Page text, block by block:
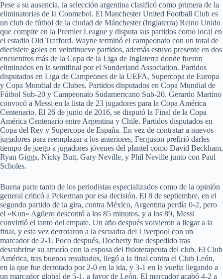
Pese a su ausencia, la selección argentina clasificó como primera de la
eliminatorias de la Conmebol. El Manchester United Football Club es
un club de fútbol de la ciudad de Mánchester (Inglaterra) Reino Unido
que compite en la Premier League y disputa sus partidos como local en
el estadio Old Trafford. Wayne terminó el campeonato con un total de
diecisiete goles en veintinueve partidos, además estuvo presente en dos
encuentros más de la Copa de la Liga de Inglaterra donde fueron
eliminados en la semifinal por el Sunderland Association. Partidos
disputados en Liga de Campeones de la UEFA, Supercopa de Europa
y Copa Mundial de Clubes. Partidos disputados en Copa Mundial de
Fútbol Sub-20 y Campeonato Sudamericano Sub-20. Gerardo Martino
convocó a Messi en la lista de 23 jugadores para la Copa América
Centenario. El 26 de junio de 2016, se disputó la Final de la Copa
América Centenario entre Argentina y Chile. Partidos disputados en
Copa del Rey y Supercopa de España. En vez de contratar a nuevos
jugadores para reemplazar a los anteriores, Ferguson prefirió darles
tiempo de juego a jugadores jóvenes del plantel como David Beckham,
Ryan Giggs, Nicky Butt, Gary Neville, y Phil Neville junto con Paul
Scholes.
Buena parte tanto de los periodistas especializados como de la opinión
general criticó a Pekerman por esa decisión. El 8 de septiembre, en el
segundo partido de la gira, contra México, Argentina perdía 0-2, pero
el «Kun» Agüero descontó a los 85 minutos, y a los 89, Messi
convirtió el tanto del empate. Un año después volvieron a llegar a la
final, y esta vez derrotaron a la escuadra del Liverpool con un
marcador de 2-1. Poco después, Docherty fue despedido tras
descubrirse su amorío con la esposa del fisioterapeuta del club. El Club
América, tras buenos resultados, llegó a la final contra el Club León,
en la que fue derrotado por 2-0 en la ida, y 3-1 en la vuelta llegando a
un marcador global de 5-1, a favor de León. El marcador acabó 4-2 a